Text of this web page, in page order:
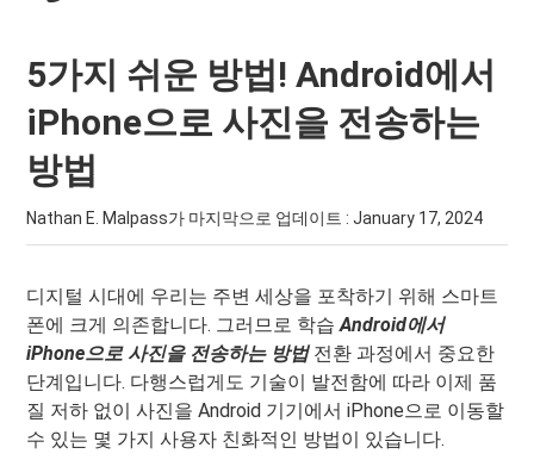
5가지 쉬운 방법! Android에서
iPhone으로 사진을 전송하는
방법
Nathan E. Malpass가 마지막으로 업데이트 :January 17, 2024
디지털 시대에 우리는 주변 세상을 포착하기 위해 스마트
폰에 크게 의존합니다. 그러므로 학습Android에서
iPhone으로 사진을 전송하는 방법전환 과정에서 중요한
단계입니다. 다행스럽게도 기술이 발전함에 따라 이제 품
질 저하 없이 사진을 Android 기기에서 iPhone으로 이동할
수 있는 몇 가지 사용자 친화적인 방법이 있습니다.